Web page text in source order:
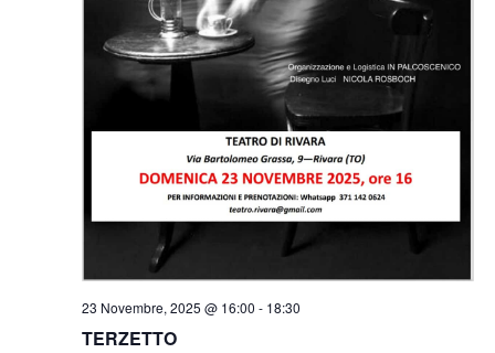
TERZETTO
23 Novembre, 2025 @ 16:00 - 18:30